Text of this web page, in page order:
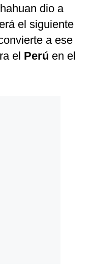
dio a
el siguiente
a ese
el Perú en el